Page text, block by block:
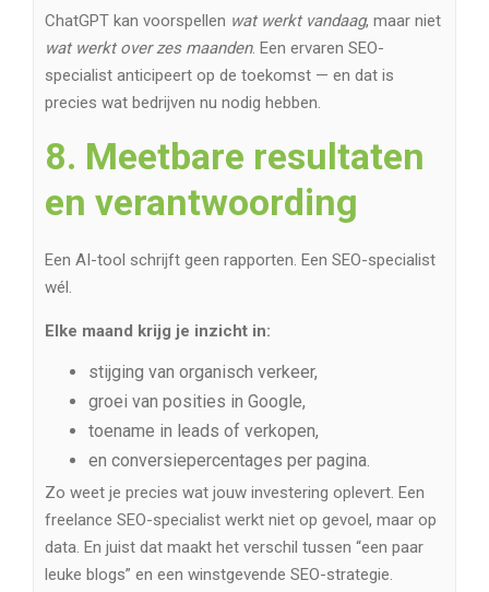
ChatGPT kan voorspellen wat werkt vandaag, maar niet
wat werkt over zes maanden. Een ervaren SEO-
specialist anticipeert op de toekomst — en dat is
precies wat bedrijven nu nodig hebben.
8. Meetbare resultaten
en verantwoording
Een AI-tool schrijft geen rapporten. Een SEO-specialist
wél.
Elke maand krijg je inzicht in:
stijging van organisch verkeer,
groei van posities in Google,
toename in leads of verkopen,
en conversiepercentages per pagina.
Zo weet je precies wat jouw investering oplevert. Een
freelance SEO-specialist werkt niet op gevoel, maar op
data. En juist dat maakt het verschil tussen “een paar
leuke blogs” en een winstgevende SEO-strategie.